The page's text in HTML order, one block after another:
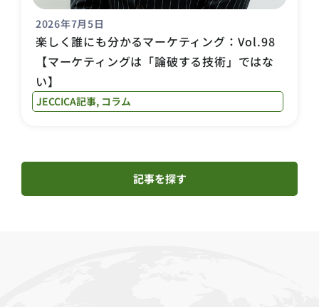
2026年7月5日
楽しく誰にも分かるマーケティング：Vol.98
【マーケティングは「論破する技術」ではな
い】
JECCICA記事, コラム
記事を探す